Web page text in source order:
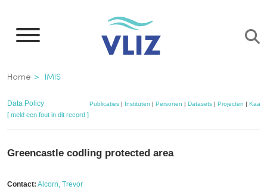
naar
inhoud
gaan
Kruimelpad
Home IMIS
Data Policy Publicaties| Instituten | Personen | Datasets| Projecten |
[ meld een fout in dit record ]
Greencastle codling protected area
Contact: Alcorn, Trevor